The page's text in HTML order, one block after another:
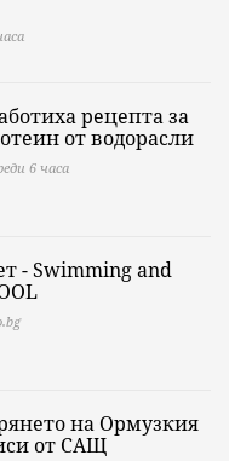
рецепта за
от водорасли
6 часа
- Swimming and
на Ормузкия
от САЩ